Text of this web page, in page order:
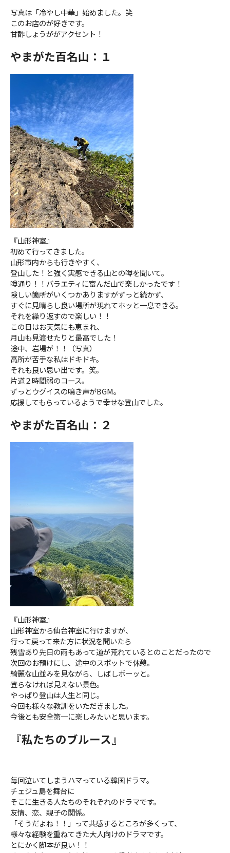
写真は「冷やし中華」始めました。笑
このお店のが好きです。
甘酢しょうががアクセント！
やまがた百名山：１
『山形神室』
初めて行ってきました。
山形市内からも行きやすく、
登山した！と強く実感できる山との噂を聞いて。
噂通り！！バラエティに富んだ山で楽しかったです！
険しい箇所がいくつかありますがずっと続かず、
すぐに見晴らし良い場所が現れてホッと一息できる。
それを繰り返すので楽しい！！
この日はお天気にも恵まれ、
月山も見渡せたりと最高でした！
途中、岩場が！！（写真）
高所が苦手な私はドキドキ。
それも良い思い出です。笑。
片道２時間弱のコース。
ずっとウグイスの鳴き声がBGM。
応援してもらっているようで幸せな登山でした。
やまがた百名山：２
『山形神室』
山形神室から仙台神室に行けますが、
行って戻って来た方に状況を聞いたら
残雪あり先日の雨もあって道が荒れているとのことだったので
次回のお預けにし、途中のスポットで休憩。
綺麗な山並みを見ながら、しばしボーッと。
登らなければ見えない景色。
やっぱり登山は人生と同じ。
今回も様々な教訓をいただきました。
今後とも安全第一に楽しみたいと思います。
『私たちのブルース』
毎回泣いてしまうハマっている韓国ドラマ。
チェジュ島を舞台に
そこに生きる人たちのそれぞれのドラマです。
友情、恋、親子の関係。
「そうだよね！！」って共感するところが多くって、
様々な経験を重ねてきた大人向けのドラマです。
とにかく脚本が良い！！